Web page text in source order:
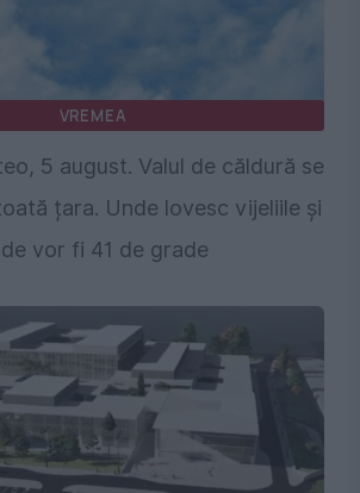
VREMEA
5 august. Valul de căldură se
țara. Unde lovesc vijeliile și
vor fi 41 de grade